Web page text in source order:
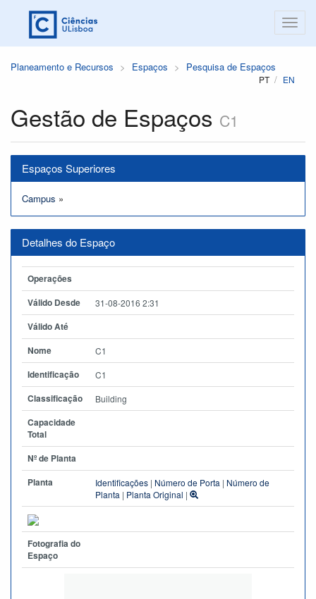
Planeamento e Recursos Espaços Pesquisa de Espaços
PT EN
Gestão de Espaços C1
Espaços Superiores
Campus »
Detalhes do Espaço
Operações
Válido Desde
31-08-2016 2:31
Válido Até
Nome
C1
Identificação C1
Classificação Building
Capacidade
Total
Nº de Planta
Planta
Identificações | Número de Porta | Número de
Planta | Planta Original |
Fotografia do
Espaço